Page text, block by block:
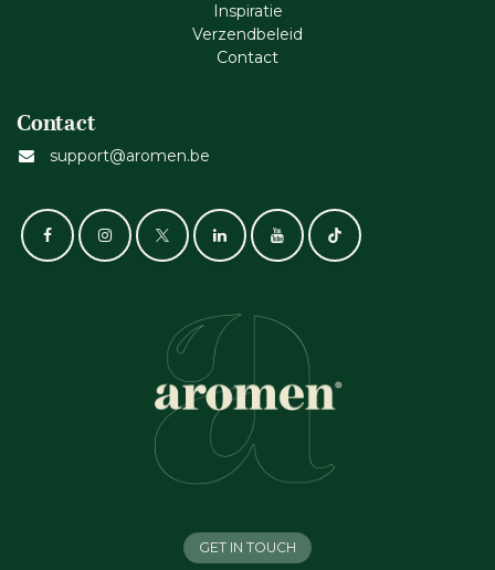
Inspiratie
Verzendbeleid
Cont​act
Contact
support@aromen.be
GET IN TOUCH